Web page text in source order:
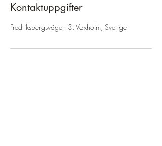
Kontaktuppgifter
Fredriksbergsvägen 3, Vaxholm, Sverige